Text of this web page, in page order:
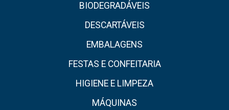
BIODEGRADÁVEIS
DESCARTÁVEIS
EMBALAGENS
FESTAS E CONFEITARIA
HIGIENE E LIMPEZA
MÁQUINAS